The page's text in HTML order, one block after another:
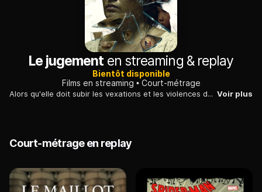
Le jugementen streaming & replay
Bientôt disponible
Films en streaming
Court-métrage
Alors qu'elle doit subir les vexations et les violences de son mari, un petit malfrat alcoolique, une femme décide de porter plainte pour les protéger elle et sa fille de 6 ans. C'est le début d'un combat dangereux dans une univers dominé par la tradition et la patriarcat... Voir plus
Court-métrage en replay